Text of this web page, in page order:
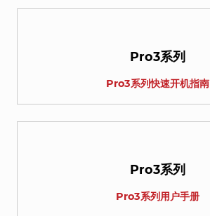
Pro3系列
Pro3系列快速开机指南
Pro3系列
Pro3系列用户手册